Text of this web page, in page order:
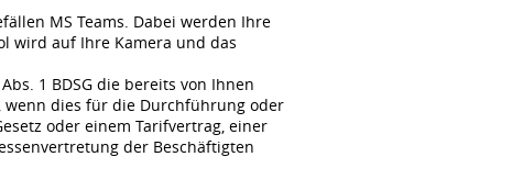
MS Teams. Dabei werden Ihre
wird auf Ihre Kamera und das
1 BDSG die bereits von Ihnen
wenn dies für die Durchführung oder
oder einem Tarifvertrag, einer
der Beschäftigten